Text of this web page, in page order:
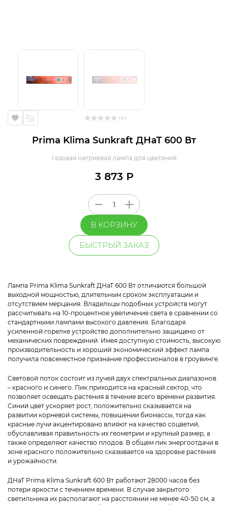
( 0 )
Prima Klima Sunkraft ДНаТ 600 Вт
газовая натриевая лампа для цветения
3 873 Р
В КОРЗИНУ
БЫСТРЫЙ ЗАКАЗ
Лампа Prima Klima Sunkraft ДНаТ 600 Вт отличаются большой
выходной мощностью, длительным сроком эксплуатации и
отсутствием мерцания. Владельцы подобных устройств могут
рассчитывать на 10-процентное увеличение света в сравнении со
стандартными лампами высокого давления. Благодаря
усиленной горелке устройство дополнительно защищено от
механических повреждений. Имея доступную стоимость, высокую
производительность и хороший экономический эффект лампа
получила повсеместное признание профессионалов в гроувинге.
Световой поток состоит из лучей двух спектральных диапазонов
– красного и синего. Пик приходится на красный сектор, что
позволяет освещать растения в течение всего времени развития.
Синий цвет ускоряет рост, положительно сказывается на
развитии корневой системы, повышении биомассы, тогда как
красные лучи акцентировано влияют на качество соцветий,
обуславливая правильность их геометрии и крупный размер, а
также определяют качество плодов. В общем пик энергоотдачи в
зоне красного положительно сказывается на здоровье растения
и урожайности.
ДНаТ Prima Klima Sunkraft 600 Вт работают 28000 часов без
потери яркости с течением времени. В случае закрытого
светильника их располагают на расстоянии не менее 40-50 см, а